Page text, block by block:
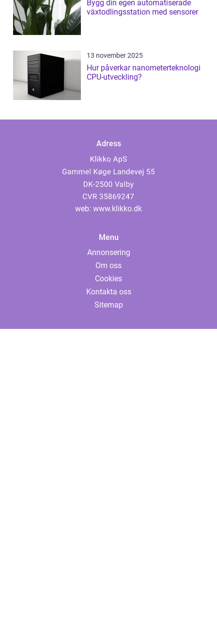
Bygg din egen automatiserade
växtodlingsstation med sensorer
13 november 2025
Hur påverkar nanometerteknologi
CPU-utveckling?
Adress
web: www.klikko.dk
Menu
Annonsering
Om oss
Cookies
Kontakta oss
Sitemap